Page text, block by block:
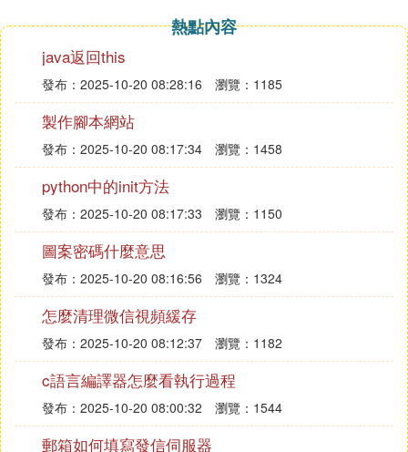
二、jsp連接Sql Server7.0/2000資料庫
testsqlserver.jsp如下：
＜％@ page contentType="text/html;charset=gb231
2"％＞
＜％@ page import="java.sql.*"％＞
＜html＞
＜body＞
＜％Class.forName("com.microsoft.jdbc.sqlserver.S
QLServerDriver").newInstance();
String url="jdbc:microsoft:sqlserver://localhost:1433;
DatabaseName=pubs";
//pubs為你的資料庫的
String user="sa";
String password="";
Connection conn= DriverManager.getConnection(ur
l,user,password);
Statement stmt=conn.createStatement(ResultSet.T
熱點內容
java返回this
發布：2025-10-20 08:28:16 瀏覽：1185
製作腳本網站
發布：2025-10-20 08:17:34 瀏覽：1458
python中的init方法
發布：2025-10-20 08:17:33 瀏覽：1150
圖案密碼什麼意思
發布：2025-10-20 08:16:56 瀏覽：1324
怎麼清理微信視頻緩存
發布：2025-10-20 08:12:37 瀏覽：1182
c語言編譯器怎麼看執行過程
發布：2025-10-20 08:00:32 瀏覽：1544
郵箱如何填寫發信伺服器